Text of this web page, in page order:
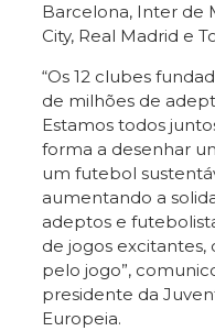
Barcelona, Inter de
City, Real Madrid e
“Os 12 clubes
de milhões de
Estamos todos
forma a desenhar
um futebol
aumentando a
adeptos e
de jogos excitantes,
pelo jogo”,
presidente da
Europeia.